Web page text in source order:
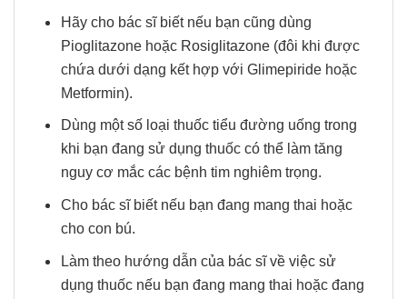
Hãy cho bác sĩ biết nếu bạn cũng dùng
Pioglitazone hoặc Rosiglitazone (đôi khi được
chứa dưới dạng kết hợp với Glimepiride hoặc
Metformin).
Dùng một số loại thuốc tiểu đường uống trong
khi bạn đang sử dụng thuốc có thể làm tăng
nguy cơ mắc các bệnh tim nghiêm trọng.
Cho bác sĩ biết nếu bạn đang mang thai hoặc
cho con bú.
Làm theo hướng dẫn của bác sĩ về việc sử
dụng thuốc nếu bạn đang mang thai hoặc đang